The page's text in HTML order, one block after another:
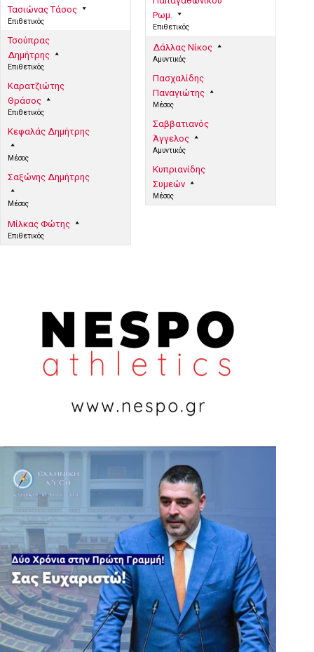
Τασιώνας Τάσος
Επιθετικός
Τσούπρας
Δημήτρης
Επιθετικός
Καρατζιώτης
Θράσος
Επιθετικός
Κεφαλάς Δημήτρης
Μέσος
Σαξώνης Δημήτρης
Μέσος
Μίλκας Φώτης
Επιθετικός
Ρωμ.
Επιθετικός
Δάλλας Νίκος
Αμυντικός
Πασχαλίδης
Παναγιώτης
Μέσος
Σαββατιανός
Άγγελος
Αμυντικός
Κυπριανίδης
Συμεών
Μέσος